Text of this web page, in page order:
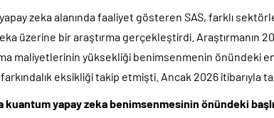
zeka alanında faaliyet gösteren SAS, farklı
üzerine bir araştırma gerçekleştirdi. Araştırmanın
maliyetlerinin yüksekliği benimsenmenin önündeki
eksikliği takip etmişti. Ancak 2026 itibarıyla
kuantum yapay zeka benimsenmesinin önündeki